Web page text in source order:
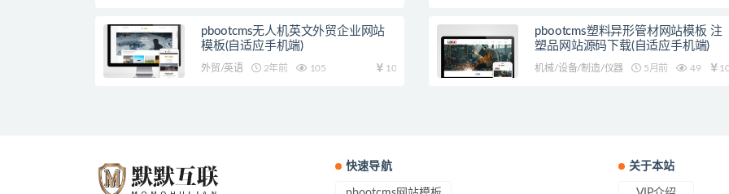
pbootcms无人机英文外贸企业网站
模板(自适应手机端)
外贸/英语 2年前 105 10
pbootcms塑料异形管材网站模板 注
塑品网站源码下载(自适应手机端)
机械/设备/制造/仪器 5月前 49
快速导航 关于本站